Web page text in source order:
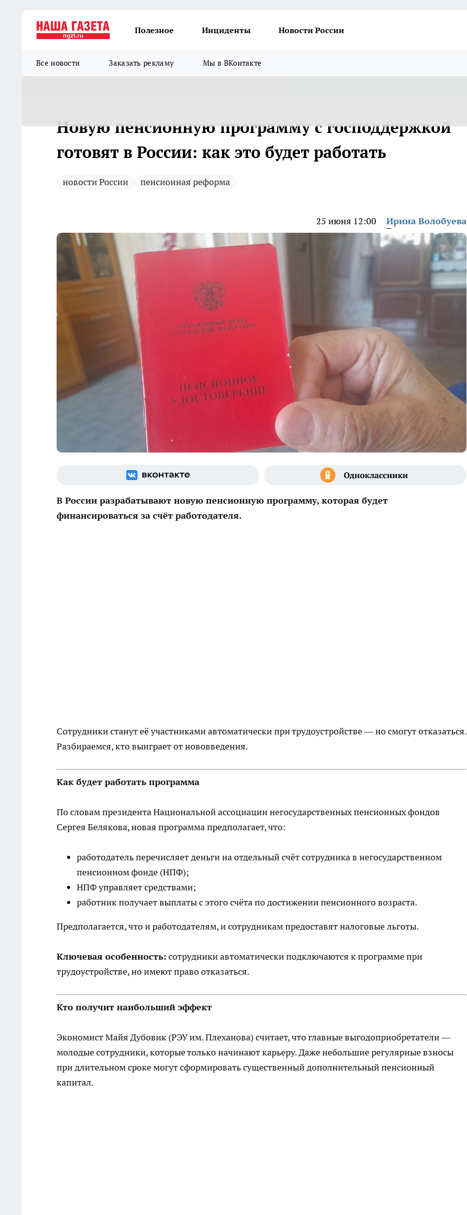
Полезное Инциденты Новости России
Все новости Заказать рекламу Мы в ВКонтакте
Новую пенсионную программу с господдержкой
готовят в России: как это будет работать
новости России пенсионная реформа
25 июня 12:00 Ирина Волобуева
В России разрабатывают новую пенсионную программу, которая будет
финансироваться за счёт работодателя.
Сотрудники станут её участниками автоматически при трудоустройстве — но смогут отказаться.
Разбираемся, кто выиграет от нововведения.
Как будет работать программа
По словам президента Национальной ассоциации негосударственных пенсионных фондов
Сергея Белякова, новая программа предполагает, что:
работодатель перечисляет деньги на отдельный счёт сотрудника в негосударственном
пенсионном фонде (НПФ);
НПФ управляет средствами;
работник получает выплаты с этого счёта по достижении пенсионного возраста.
Предполагается, что и работодателям, и сотрудникам предоставят налоговые льготы.
Ключевая особенность: сотрудники автоматически подключаются к программе при
трудоустройстве, но имеют право отказаться.
Кто получит наибольший эффект
Экономист Майя Дубовик (РЭУ им. Плеханова) считает, что главные выгодоприобретатели —
молодые сотрудники, которые только начинают карьеру. Даже небольшие регулярные взносы
при длительном сроке могут сформировать существенный дополнительный пенсионный
капитал.